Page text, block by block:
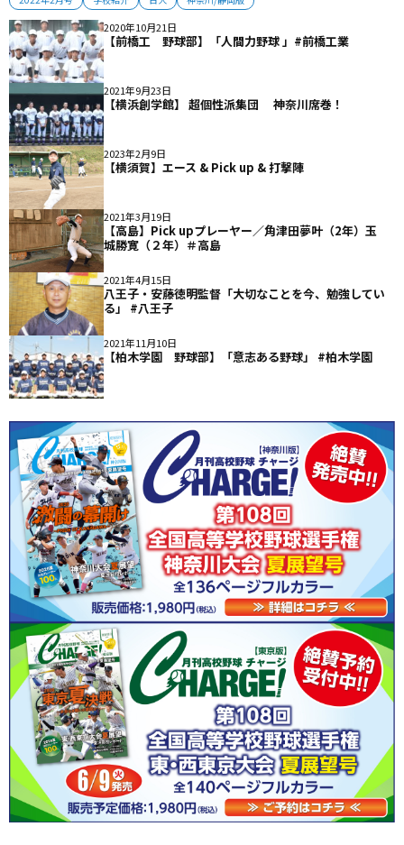
2020年10月21日
【前橋工 野球部】「人間力野球 」#前橋工業
2021年9月23日
【横浜創学館】 超個性派集団 神奈川席巻！
2023年2月9日
【横須賀】エース & Pick up & 打撃陣
2021年3月19日
【高島】Pick upプレーヤー／角津田夢叶（2年）玉
城勝寛（２年）＃高島
2021年4月15日
八王子・安藤徳明監督「大切なことを今、勉強してい
る」 #八王子
2021年11月10日
【柏木学園 野球部】「意志ある野球」 #柏木学園